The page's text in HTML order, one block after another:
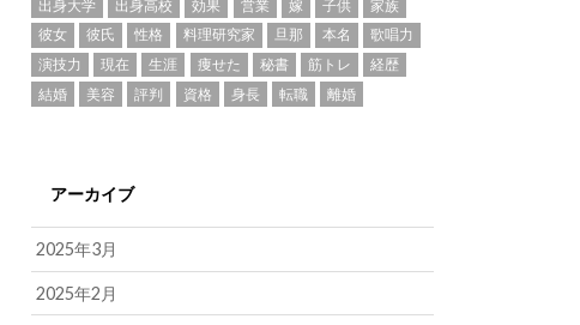
出身大学
出身高校 効果 営業 嫁 子供
家族
彼女
彼氏 性格 料理研究家 旦那 本名
歌唱力
演技力
現在 生涯 痩せた 秘書 筋トレ
経歴
結婚
美容 評判 資格 身長 転職 離婚
アーカイブ
2025年3月
2025年2月